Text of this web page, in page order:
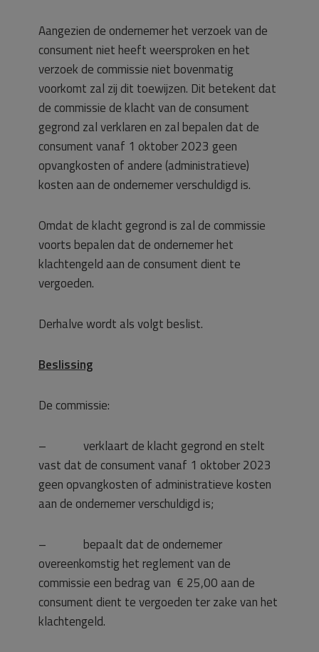
Aangezien de ondernemer het verzoek van de
consument niet heeft weersproken en het
verzoek de commissie niet bovenmatig
voorkomt zal zij dit toewijzen. Dit betekent dat
de commissie de klacht van de consument
gegrond zal verklaren en zal bepalen dat de
consument vanaf 1 oktober 2023 geen
opvangkosten of andere (administratieve)
kosten aan de ondernemer verschuldigd is.
Omdat de klacht gegrond is zal de commissie
voorts bepalen dat de ondernemer het
klachtengeld aan de consument dient te
vergoeden.
Derhalve wordt als volgt beslist.
Beslissing
De commissie:
– verklaart de klacht gegrond en stelt
vast dat de consument vanaf 1 oktober 2023
geen opvangkosten of administratieve kosten
aan de ondernemer verschuldigd is;
– bepaalt dat de ondernemer
overeenkomstig het reglement van de
commissie een bedrag van € 25,00 aan de
consument dient te vergoeden ter zake van het
klachtengeld.